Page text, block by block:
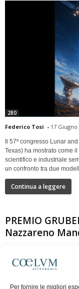
Per fornire le migliori
280
Federico Tosi - 17 Giugno
Il 57º congresso Lunar
Texas) ha mostrato come
scientifico e industriale
un confronto tra due
Continua a leggere
PREMIO
Nazzareno